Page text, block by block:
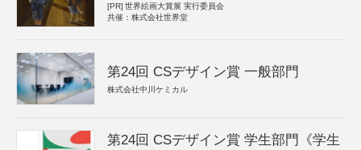
[PR] 世界絵画大賞展 実行委員会
共催：株式会社世界堂
第24回 CSデザイン賞 一般部門
株式会社中川ケミカル
第24回 CSデザイン賞 学生部門《学生